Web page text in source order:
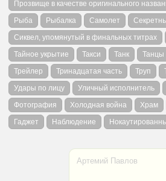
Прозвище в качестве оригинального
Рыба
Рыбалка Самолет
Сиквел, упомянутый в финальных титрах
Тайное укрытие
Такси Танк Танцы
Трейлер
Тринадцатая часть Труп
Удары по лицу
Уличный исполнитель
Фотография
Холодная война Храм
Гаджет
Наблюдение
Артемий Павлов